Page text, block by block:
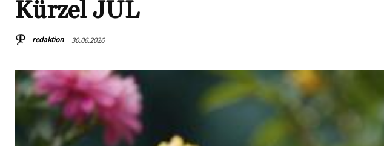
Kürzel JÜL
redaktion 30.06.2026